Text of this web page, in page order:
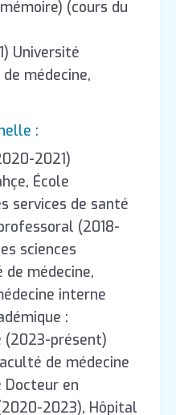
(cours du
Université
médecine,
:
2021)
École
services de santé
(2018-
sciences
de médecine,
interne
:
(2023-présent)
de médecine
Docteur en
2023), Hôpital